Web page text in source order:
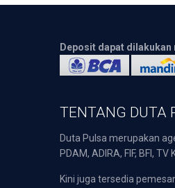
Deposit dapat dilakukan
TENTANG DUTA
Duta Pulsa merupakan
PDAM, ADIRA, FIF, BFI,
Kini juga tersedia